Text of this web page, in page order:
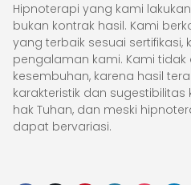
Hipnoterapi yang kami
bukan kontrak hasil. Kami
yang terbaik sesuai sertifikasi,
pengalaman kami. Kami
kesembuhan, karena hasil
karakteristik dan
hak Tuhan, dan meski
dapat bervariasi.